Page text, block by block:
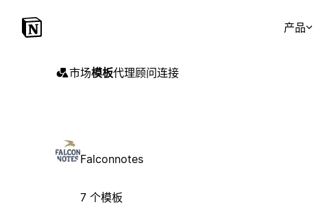
产品
市场模板代理顾问连接
Falconnotes
7 个模板